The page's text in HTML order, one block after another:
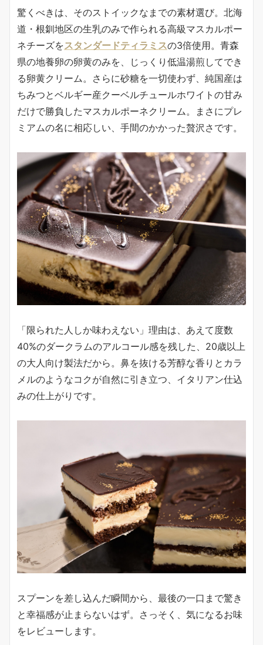
驚くべきは、そのストイックなまでの素材選び。北海
道・根釧地区の生乳のみで作られる高級マスカルポー
ネチーズをスタンダードティラミスの3倍使用。青森
県の地養卵の卵黄のみを、じっくり低温湯煎してでき
る卵黄クリーム。さらに砂糖を一切使わず、純国産は
ちみつとベルギー産クーベルチュールホワイトの甘み
だけで勝負したマスカルポーネクリーム。まさにプレ
ミアムの名に相応しい、手間のかかった贅沢さです。
「限られた人しか味わえない」理由は、あえて度数
40%のダークラムのアルコール感を残した、20歳以上
の大人向け製法だから。鼻を抜ける芳醇な香りとカラ
メルのようなコクが自然に引き立つ、イタリアン仕込
みの仕上がりです。
スプーンを差し込んだ瞬間から、最後の一口まで驚き
と幸福感が止まらないはず。さっそく、気になるお味
をレビューします。